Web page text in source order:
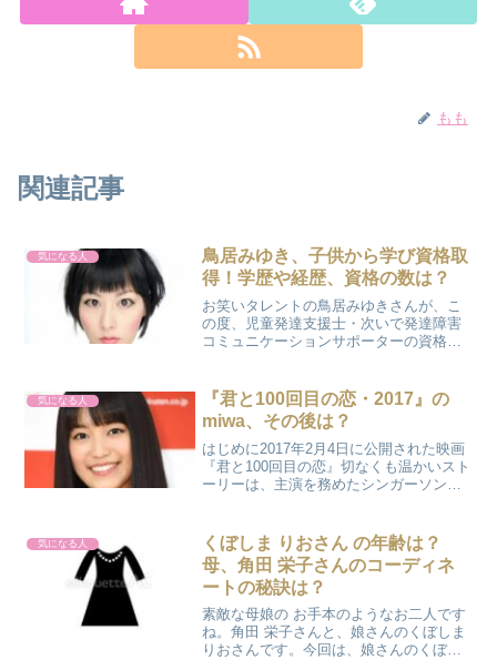
もも
関連記事
気になる人
鳥居みゆき、子供から学び資格取
得！学歴や経歴、資格の数は？
お笑いタレントの鳥居みゆきさんが、こ
の度、児童発達支援士・次いで発達障害
コミュニケーションサポーターの資格を
きっかけだったようです。子供たちから
学び、子供たちに活か...
気になる人
『君と100回目の恋・2017』の
miwa、その後は？
はじめに2017年2月4日に公開された映画
『君と100回目の恋』切なくも温かいスト
ーリーは、主演を務めたシンガーソング
か…。あれから時が経ち 2025年の今、ど
んな活...
気になる人
くぼしま りおさん の年齢は？
母、角田 栄子さんのコーディネ
ートの秘訣は？
素敵な母娘の お手本のようなお二人です
ね。角田 栄子さんと、娘さんのくぼしま
りおさんです。今回は、娘さんのくぼし